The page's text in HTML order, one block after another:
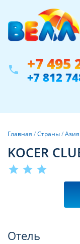
phone +7 495
+7 812
Главная /Страны/Азия
KOCER
star star star
Отель